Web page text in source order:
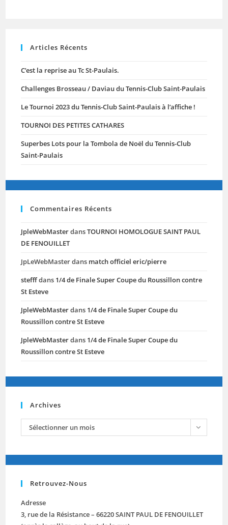
Articles Récents
C’est la reprise au Tc St-Paulais.
Challenges Brosseau / Daviau du Tennis-Club Saint-Paulais
Le Tournoi 2023 du Tennis-Club Saint-Paulais à l’affiche !
TOURNOI DES PETITES CATHARES
Superbes Lots pour la Tombola de Noël du Tennis-Club
Saint-Paulais
Commentaires Récents
JpleWebMasterdansTOURNOI HOMOLOGUE SAINT PAUL
DE FENOUILLET
JpLeWebMasterdans match officiel eric/pierre
stefffdans 1/4 de Finale Super Coupe du Roussillon contre
St Esteve
JpleWebMasterdans 1/4 de Finale Super Coupe du
Roussillon contre St Esteve
JpleWebMasterdans 1/4 de Finale Super Coupe du
Roussillon contre St Esteve
Archives
archives
Sélectionner un mois
Retrouvez-Nous
Adresse
3, rue de la Résistance – 66220 SAINT PAUL DE FENOUILLET